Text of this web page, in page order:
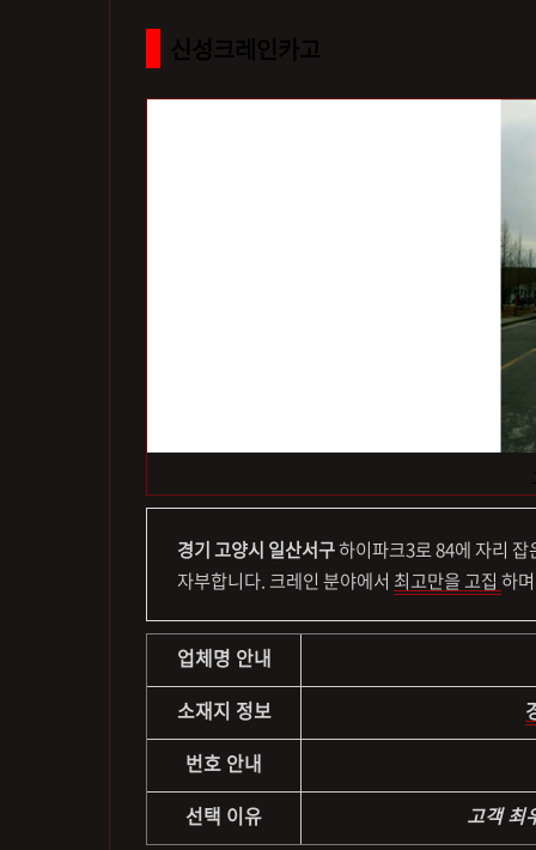
신성크레인카고
경기 고양시 일산서구하이파크3로 84에 자리
자부합니다. 크레인 분야에서 최고만을 고집 하
업체명 안내
소재지 정보
번호 안내
선택 이유
고객 최